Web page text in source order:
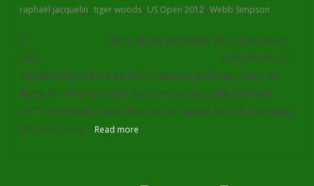
raphaël jacquelin,tiger woods, US Open 2012,Webb Simpson
L'
vient de se terminer et le parcours
de l
a réservé son
lot de surprises. Les éliminations prématurées de
Rory McIlroy (tenant du titre) et de Luke Donald
(N°1 mondial), tous deux pour cause de cut manqué,
en sont une.
Read more